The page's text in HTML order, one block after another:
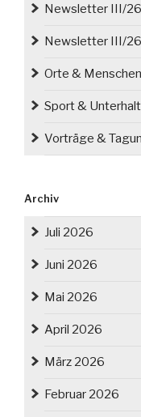
Newsletter III/26
Newsletter III/
Orte & Menschen
Sport &
Vorträge &
Archiv
Juli 2026
Juni 2026
Mai 2026
April 2026
März 2026
Februar 2026